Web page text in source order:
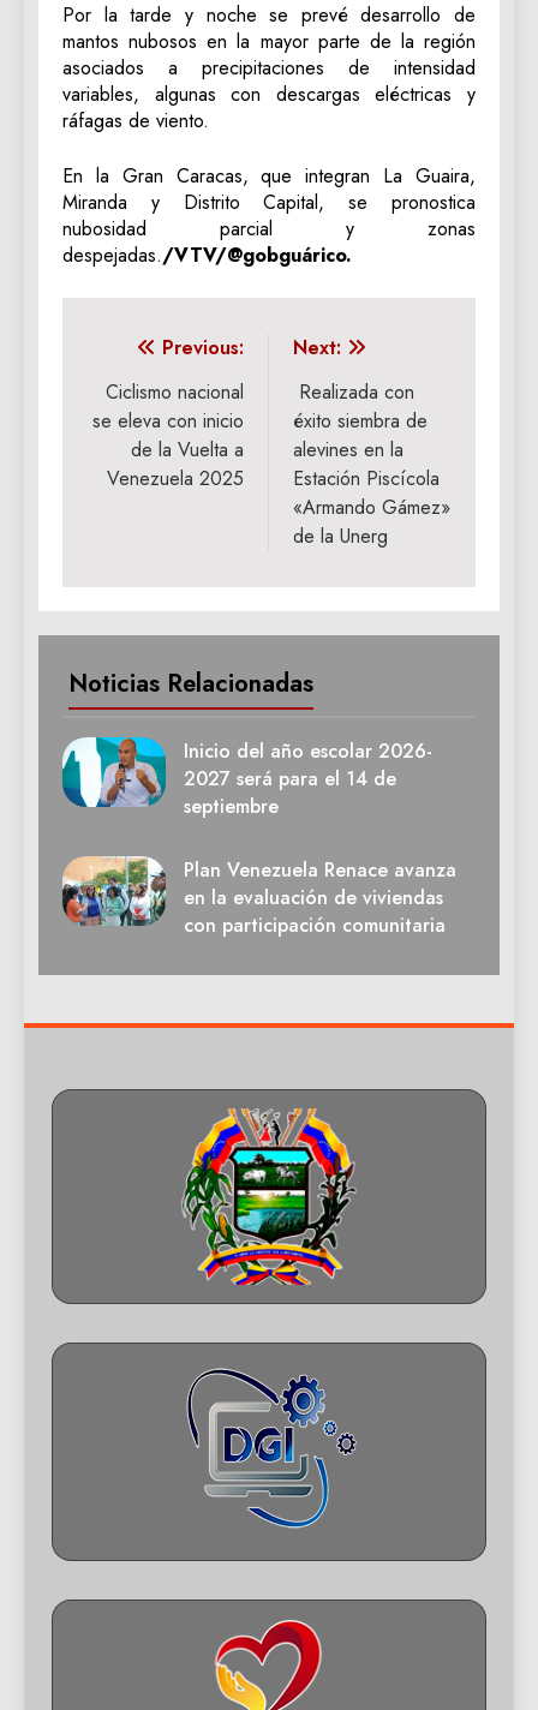
Por la tarde y noche se prevé desarrollo de
mantos nubosos en la mayor parte de la región
asociados a precipitaciones de intensidad
variables, algunas con descargas eléctricas y
ráfagas de viento.
En la Gran Caracas, que integran La Guaira,
Miranda y Distrito Capital, se pronostica
nubosidad parcial y zonas
despejadas./VTV/@gobguárico.
Navegación
de
entradas
Previous:
Ciclismo nacional
se eleva con inicio
de la Vuelta a
Venezuela 2025
Next:
Realizada con
éxito siembra de
alevines en la
Estación Piscícola
«Armando Gámez»
de la Unerg
Noticias Relacionadas
Inicio del año escolar 2026-
2027 será para el 14 de
septiembre
Plan Venezuela Renace avanza
en la evaluación de viviendas
con participación comunitaria